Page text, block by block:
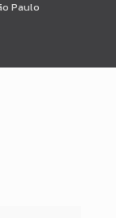
Paulo